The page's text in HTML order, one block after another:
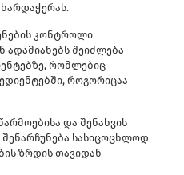
კონტროლი
ადამიანებს შეიძლება
რომლებიც
როგორიცაა
და შენახვის
შენარჩუნება სასიცოცხლოდ
ზრდის თავიდან